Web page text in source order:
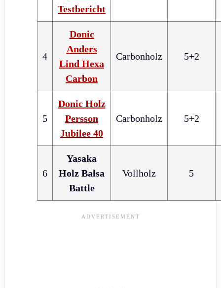
Testbericht
4
Donic
Anders
Lind Hexa
Carbon
Carbonholz 5+2
5
Donic Holz
Persson
Jubilee 40
Carbonholz 5+2
6
Yasaka
Holz Balsa
Battle
Vollholz 5